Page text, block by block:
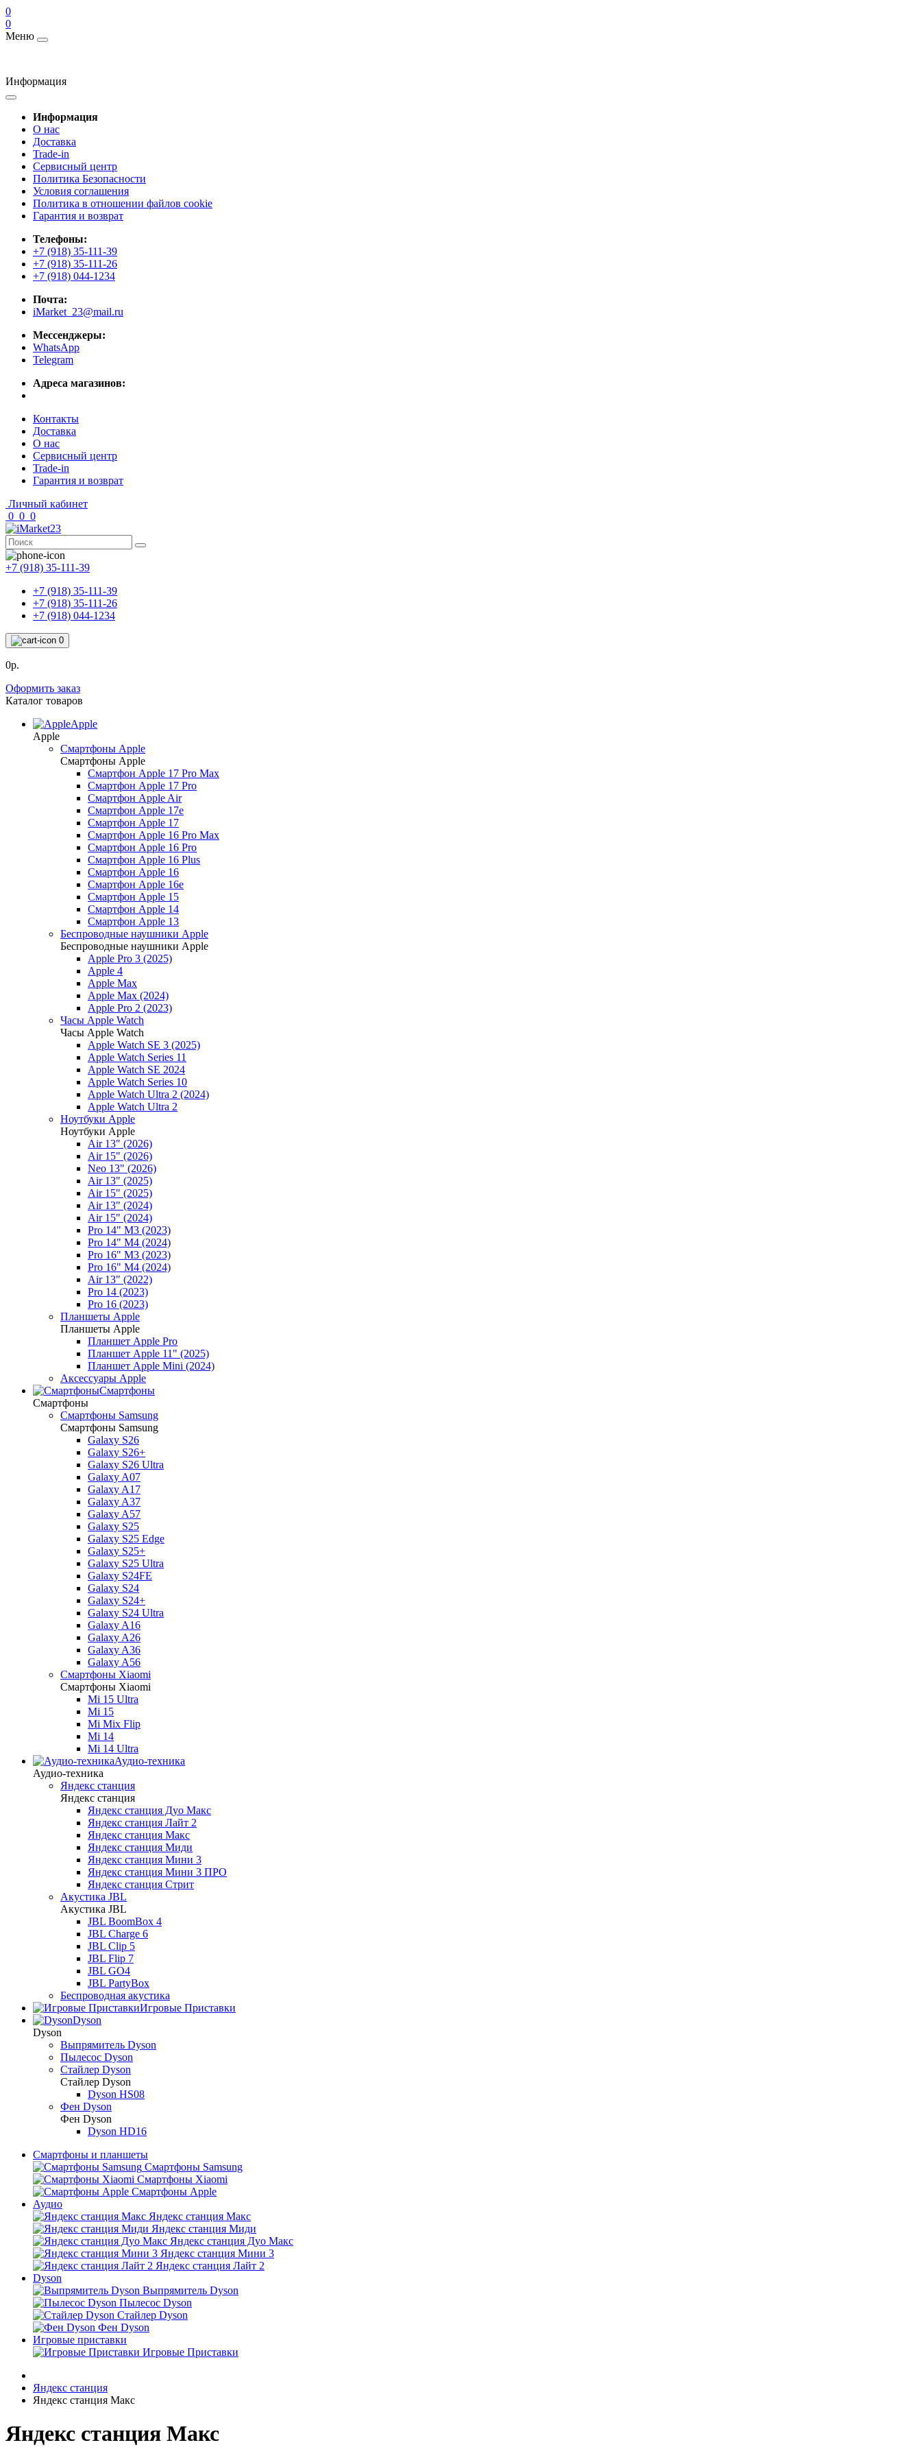
0
0
Меню
Информация
Информация
О нас
Доставка
Trade-in
Сервисный центр
Политика Безопасности
Условия соглашения
Политика в отношении файлов cookie
Гарантия и возврат
Телефоны:
+7 (918) 35-111-39
+7 (918) 35-111-26
+7 (918) 044-1234
Почта:
iMarket_23@mail.ru
Мессенджеры:
WhatsApp
Telegram
Адреса магазинов:
Контакты
Доставка
О нас
Сервисный центр
Trade-in
Гарантия и возврат
Личный кабинет
0 0 0
+7 (918) 35-111-39
+7 (918) 35-111-39
+7 (918) 35-111-26
+7 (918) 044-1234
0
0р.
Оформить заказ
Каталог товаров
Apple
Apple
Смартфоны Apple
Смартфоны Apple
Смартфон Apple 17 Pro Max
Смартфон Apple 17 Pro
Смартфон Apple Air
Смартфон Apple 17e
Смартфон Apple 17
Смартфон Apple 16 Pro Max
Смартфон Apple 16 Pro
Смартфон Apple 16 Plus
Смартфон Apple 16
Смартфон Apple 16e
Смартфон Apple 15
Смартфон Apple 14
Смартфон Apple 13
Беспроводные наушники Apple
Беспроводные наушники Apple
Apple Pro 3 (2025)
Apple 4
Apple Max
Apple Max (2024)
Apple Pro 2 (2023)
Часы Apple Watch
Часы Apple Watch
Apple Watch SE 3 (2025)
Apple Watch Series 11
Apple Watch SE 2024
Apple Watch Series 10
Apple Watch Ultra 2 (2024)
Apple Watch Ultra 2
Ноутбуки Apple
Ноутбуки Apple
Air 13" (2026)
Air 15" (2026)
Neo 13" (2026)
Air 13" (2025)
Air 15" (2025)
Air 13" (2024)
Air 15" (2024)
Pro 14" M3 (2023)
Pro 14" M4 (2024)
Pro 16" M3 (2023)
Pro 16" M4 (2024)
Air 13" (2022)
Pro 14 (2023)
Pro 16 (2023)
Планшеты Apple
Планшеты Apple
Планшет Apple Pro
Планшет Apple 11" (2025)
Планшет Apple Mini (2024)
Аксессуары Apple
Смартфоны
Смартфоны
Смартфоны Samsung
Смартфоны Samsung
Galaxy S26
Galaxy S26+
Galaxy S26 Ultra
Galaxy A07
Galaxy A17
Galaxy A37
Galaxy A57
Galaxy S25
Galaxy S25 Edge
Galaxy S25+
Galaxy S25 Ultra
Galaxy S24FE
Galaxy S24
Galaxy S24+
Galaxy S24 Ultra
Galaxy A16
Galaxy A26
Galaxy A36
Galaxy A56
Смартфоны Xiaomi
Смартфоны Xiaomi
Mi 15 Ultra
Mi 15
Mi Mix Flip
Mi 14
Mi 14 Ultra
Аудио-техника
Аудио-техника
Яндекс станция
Яндекс станция
Яндекс станция Дуо Макс
Яндекс станция Лайт 2
Яндекс станция Макс
Яндекс станция Миди
Яндекс станция Мини 3
Яндекс станция Мини 3 ПРО
Яндекс станция Стрит
Акустика JBL
Акустика JBL
JBL BoomBox 4
JBL Charge 6
JBL Clip 5
JBL Flip 7
JBL GO4
JBL PartyBox
Беспроводная акустика
Игровые Приставки
Dyson
Dyson
Выпрямитель Dyson
Пылесос Dyson
Стайлер Dyson
Стайлер Dyson
Dyson HS08
Фен Dyson
Фен Dyson
Dyson HD16
Смартфоны и планшеты
Смартфоны Samsung
Смартфоны Xiaomi
Смартфоны Apple
Аудио
Яндекс станция Макс
Яндекс станция Миди
Яндекс станция Дуо Макс
Яндекс станция Мини 3
Яндекс станция Лайт 2
Dyson
Выпрямитель Dyson
Пылесос Dyson
Стайлер Dyson
Фен Dyson
Игровые приставки
Игровые Приставки
Яндекс станция
Яндекс станция Макс
Яндекс станция Макс